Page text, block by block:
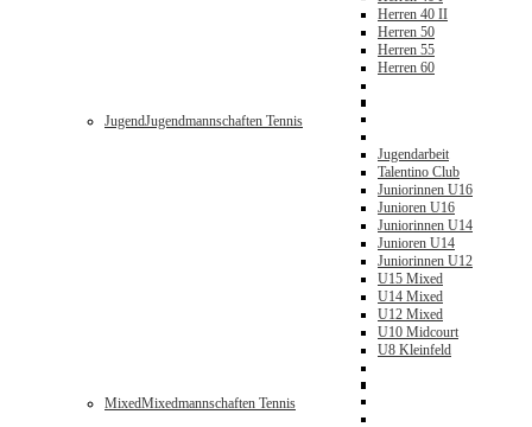
Herren 40 II
Herren 50
Herren 55
Herren 60
JugendJugendmannschaften Tennis
Jugendarbeit
Talentino Club
Juniorinnen U16
Junioren U16
Juniorinnen U14
Junioren U14
Juniorinnen U12
U15 Mixed
U14 Mixed
U12 Mixed
U10 Midcourt
U8 Kleinfeld
MixedMixedmannschaften Tennis